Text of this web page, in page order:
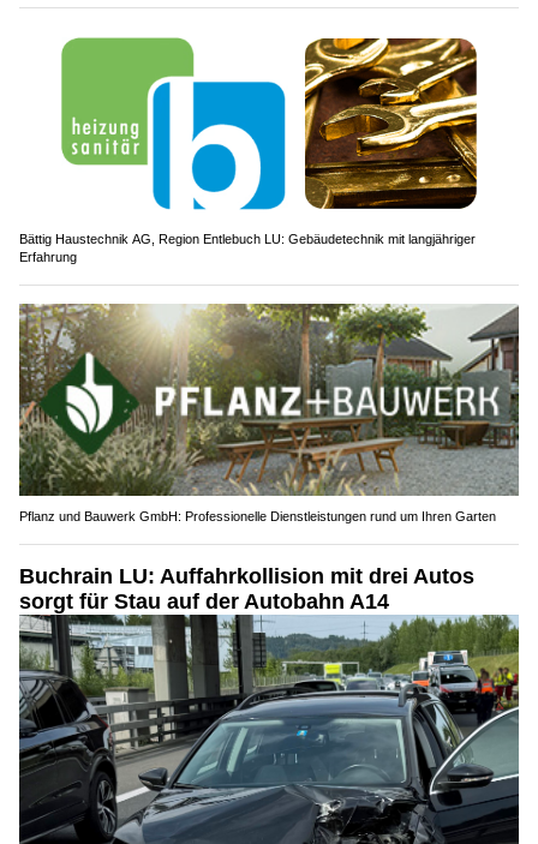
Bättig Haustechnik AG, Region Entlebuch LU: Gebäudetechnik mit langjähriger
Erfahrung
Pflanz und Bauwerk GmbH: Professionelle Dienstleistungen rund um Ihren Garten
Buchrain LU: Auffahrkollision mit drei Autos
sorgt für Stau auf der Autobahn A14